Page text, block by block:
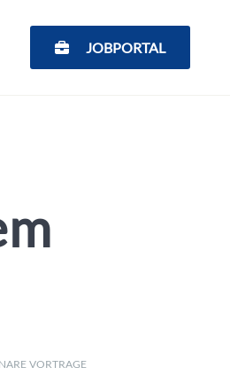
JOBPORTAL
VORTRAGE